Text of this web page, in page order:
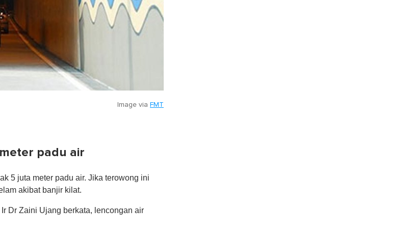
Image via FMT
padu air
5 juta meter padu air. Jika terowong ini
akibat banjir kilat.
Dr Zaini Ujang berkata, lencongan air